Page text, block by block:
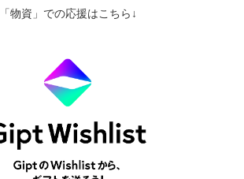
「物資」での応援はこちら↓